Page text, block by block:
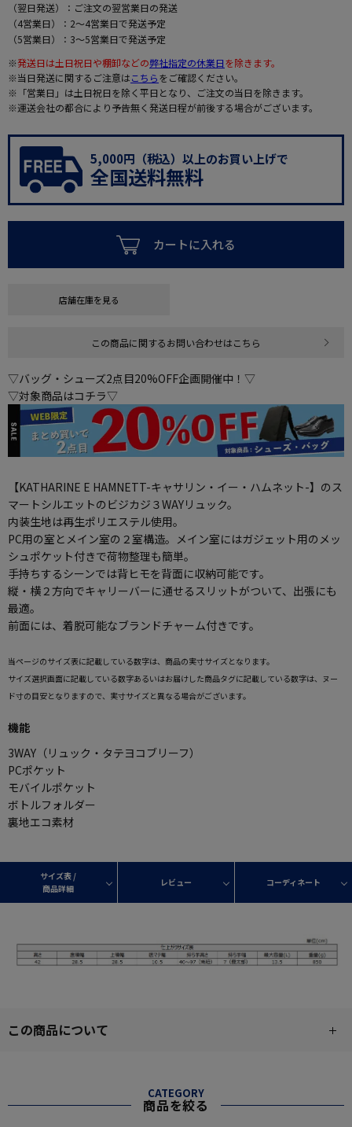
（翌日発送）：ご注文の翌営業日の発送
（4営業日）：2～4営業日で発送予定
（5営業日）：3～5営業日で発送予定
※発送日は土日祝日や棚卸などの弊社指定の休業日を除きます。
※当日発送に関するご注意はこちらをご確認ください。
※「営業日」は土日祝日を除く平日となり、ご注文の当日を除きます。
※運送会社の都合により予告無く発送日程が前後する場合がございます。
5,000円（税込）以上のお買い上げで
全国送料無料
カートに入れる
店舗在庫を見る
この商品に関するお問い合わせはこちら
▽バッグ・シューズ2点目20%OFF企画開催中！▽
▽対象商品はコチラ▽
【KATHARINE E HAMNETT-キャサリン・イー・ハムネット-】のス
マートシルエットのビジカジ３WAYリュック。
内装生地は再生ポリエステル使用。
PC用の室とメイン室の２室構造。メイン室にはガジェット用のメッ
シュポケット付きで荷物整理も簡単。
手持ちするシーンでは背ヒモを背面に収納可能です。
縦・横２方向でキャリーバーに通せるスリットがついて、出張にも
最適。
前面には、着脱可能なブランドチャーム付きです。
当ページのサイズ表に記載している数字は、商品の実寸サイズとなります。
サイズ選択画面に記載している数字あるいはお届けした商品タグに記載している数字は、ヌー
ド寸の目安となりますので、実寸サイズと異なる場合がございます。
機能
3WAY（リュック・タテヨコブリーフ）
PCポケット
モバイルポケット
ボトルフォルダー
裏地エコ素材
サイズ表 /
商品詳細
レビュー コーディネート
この商品について
CATEGORY
商品を絞る